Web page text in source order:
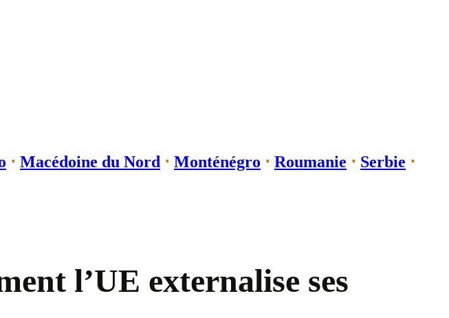
⋅ Macédoine du Nord ⋅ Monténégro ⋅ Roumanie ⋅ Serbie ⋅
l’UE externalise ses